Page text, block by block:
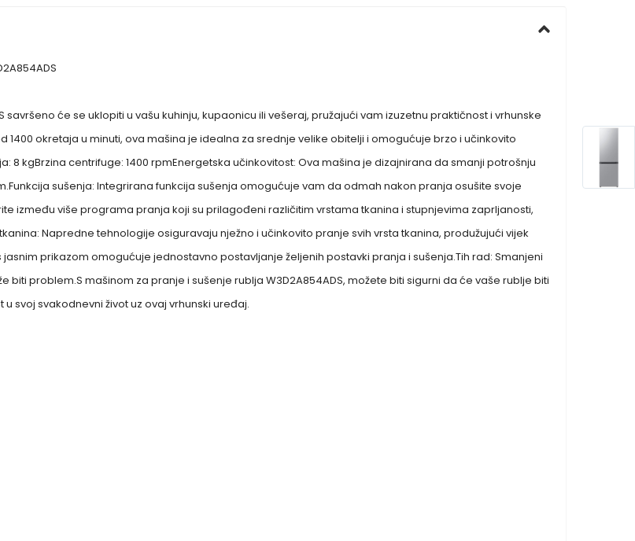
će se uklopiti u vašu kuhinju, kupaonicu ili vešeraj, pružajući vam izuzetnu praktičnost i vrhunske
okretaja u minuti, ova mašina je idealna za srednje velike obitelji i omogućuje brzo i učinkovito
8 kgBrzina centrifuge: 1400 rpmEnergetska učinkovitost: Ova mašina je dizajnirana da smanji potrošnju
sušenja: Integrirana funkcija sušenja omogućuje vam da odmah nakon pranja osušite svoje
između više programa pranja koji su prilagođeni različitim vrstama tkanina i stupnjevima zaprljanosti,
Napredne tehnologije osiguravaju nježno i učinkovito pranje svih vrsta tkanina, produžujući vijek
prikazom omogućuje jednostavno postavljanje željenih postavki pranja i sušenja.Tih rad: Smanjeni
problem.S mašinom za pranje i sušenje rublja W3D2A854ADS, možete biti sigurni da će vaše rublje biti
svoj svakodnevni život uz ovaj vrhunski uređaj.